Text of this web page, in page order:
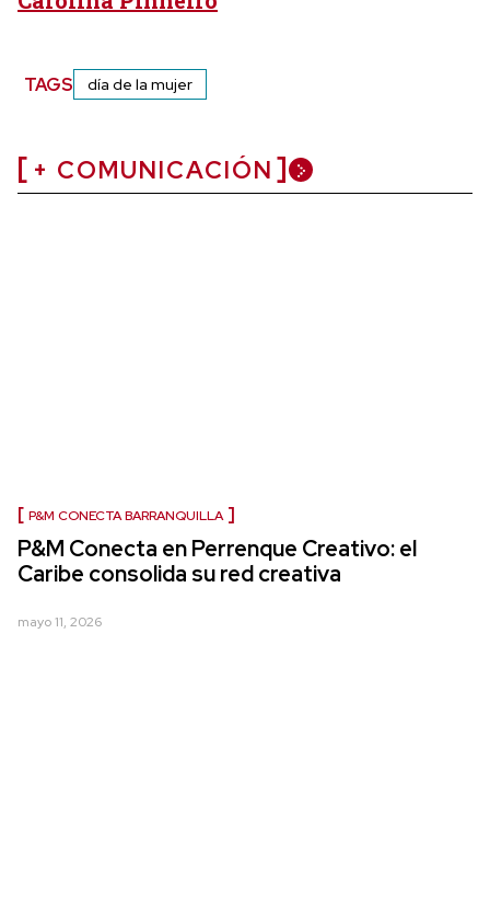
TAGS día de la mujer
+ COMUNICACIÓN
P&M CONECTA BARRANQUILLA
P&M Conecta en Perrenque Creativo: el
Caribe consolida su red creativa
mayo 11, 2026